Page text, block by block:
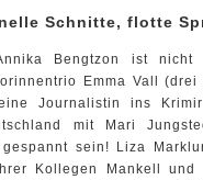
Schnitte, flotte
Bengtzon ist
Emma Vall
Journalistin ins
mit Mari
sein! Liza
Kollegen Mankell und